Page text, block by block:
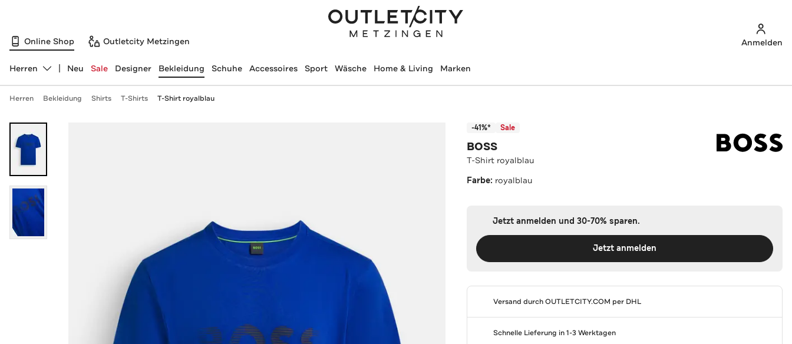
Online Shop Outletcity Metzingen Anmelden
Abteilung ändern, ausgewählt:
Herren Neu Sale Designer Bekleidung Schuhe Accessoires Sport Wäsche Home & Living Marken
Herren Bekleidung Shirts T-Shirts T-Shirt royalblau
-41%* Sale
BOSS
T-Shirt royalblau
Farbe: royalblau
Jetzt anmelden und 30-70% sparen.
Jetzt anmelden
Versand durchOUTLETCITY.COM per DHL
Schnelle Lieferung in 1-3 Werktagen